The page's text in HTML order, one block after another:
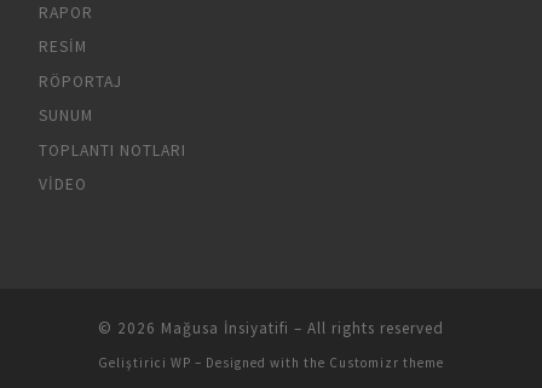
RAPOR
RESIM
RÖPORTAJ
SUNUM
TOPLANTI NOTLARI
VIDEO
© 2026 Mağusa İnsiyatifi – All rights reserved
Geliştirici WP – Designed with the Customizr theme